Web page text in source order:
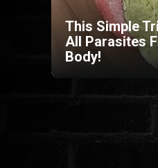
This Simple
All Parasites
Body!